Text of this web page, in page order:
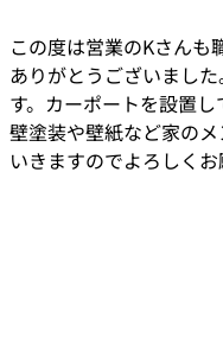
この度は営業のKさんも
ありがとうございまし
す。カーポートを設置
壁塗装や壁紙など家の
いきますのでよろしくお